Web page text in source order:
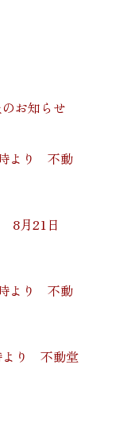
お知らせ
より 不動
8月21日
より 不動
り 不動堂